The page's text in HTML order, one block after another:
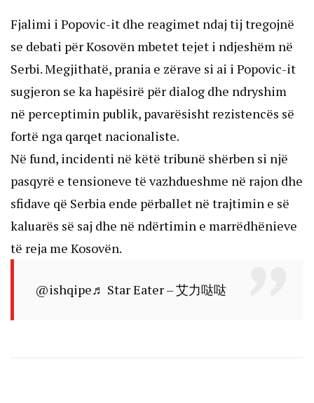
Fjalimi i Popovic-it dhe reagimet ndaj tij tregojnë
se debati për Kosovën mbetet tejet i ndjeshëm në
Serbi. Megjithatë, prania e zërave si ai i Popovic-it
sugjeron se ka hapësirë për dialog dhe ndryshim
në perceptimin publik, pavarësisht rezistencës së
fortë nga qarqet nacionaliste.
Në fund, incidenti në këtë tribunë shërben si një
pasqyrë e tensioneve të vazhdueshme në rajon dhe
sfidave që Serbia ende përballet në trajtimin e së
kaluarës së saj dhe në ndërtimin e marrëdhënieve
të reja me Kosovën.
@ishqipe♬ Star Eater – 艾力哒哒